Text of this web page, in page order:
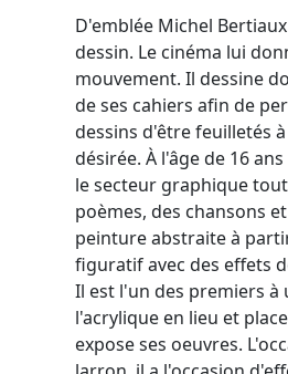
D'emblée Michel
dessin. Le cinéma lui
mouvement. Il dessine
de ses cahiers afin de
dessins d'être feuilletés
désirée. À l'âge de 16
le secteur graphique
poèmes, des chansons
peinture abstraite à
figuratif avec des effets
Il est l'un des premiers à
l'acrylique en lieu et
expose ses oeuvres.